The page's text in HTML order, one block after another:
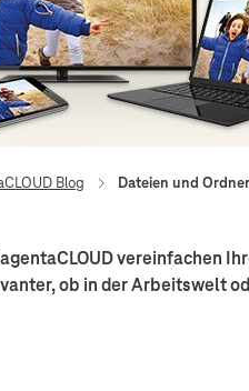
Blog Dateien und
vereinfachen
ob in der Arbeitswelt